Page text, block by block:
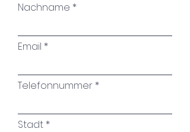
Nachname
Email
Telefonnummer
Stadt